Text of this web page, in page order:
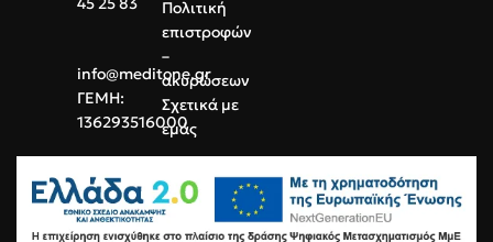
info@meditone.gr
ΓΕΜΗ:
136293516000
Πολιτική
επιστροφών
–
ακυρώσεων
Σχετικά με
εμάς